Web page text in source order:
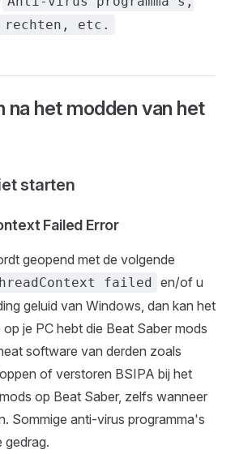
etc.
na het modden van het
starten
Failed Error
geopend met de volgende
failed en/of u
geluid van Windows, dan kan het
je PC hebt die Beat Saber mods
software van derden zoals
of verstoren BSIPA bij het
op Beat Saber, zelfs wanneer
Sommige anti-virus programma's
gedrag.